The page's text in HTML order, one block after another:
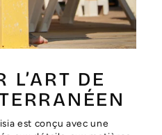
L’ART DE
est conçu avec une